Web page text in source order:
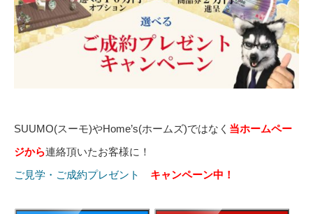
SUUMO(スーモ)やHome’s(ホームズ)ではなく 当ホームペー
ジから連絡頂いたお客様に！
ご見学・ご成約プレゼント
キャンペーン中！